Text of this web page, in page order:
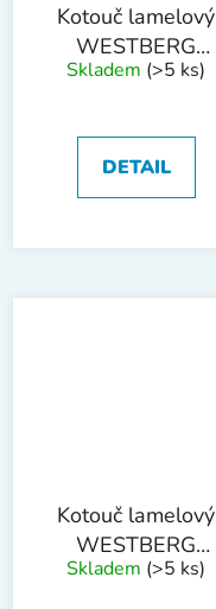
Kotouč lamelový
WESTBERG
115mm P80
Skladem (>5 ks)
DETAIL
Kotouč lamelový
WESTBERG
115mm P120
Skladem (>5 ks)